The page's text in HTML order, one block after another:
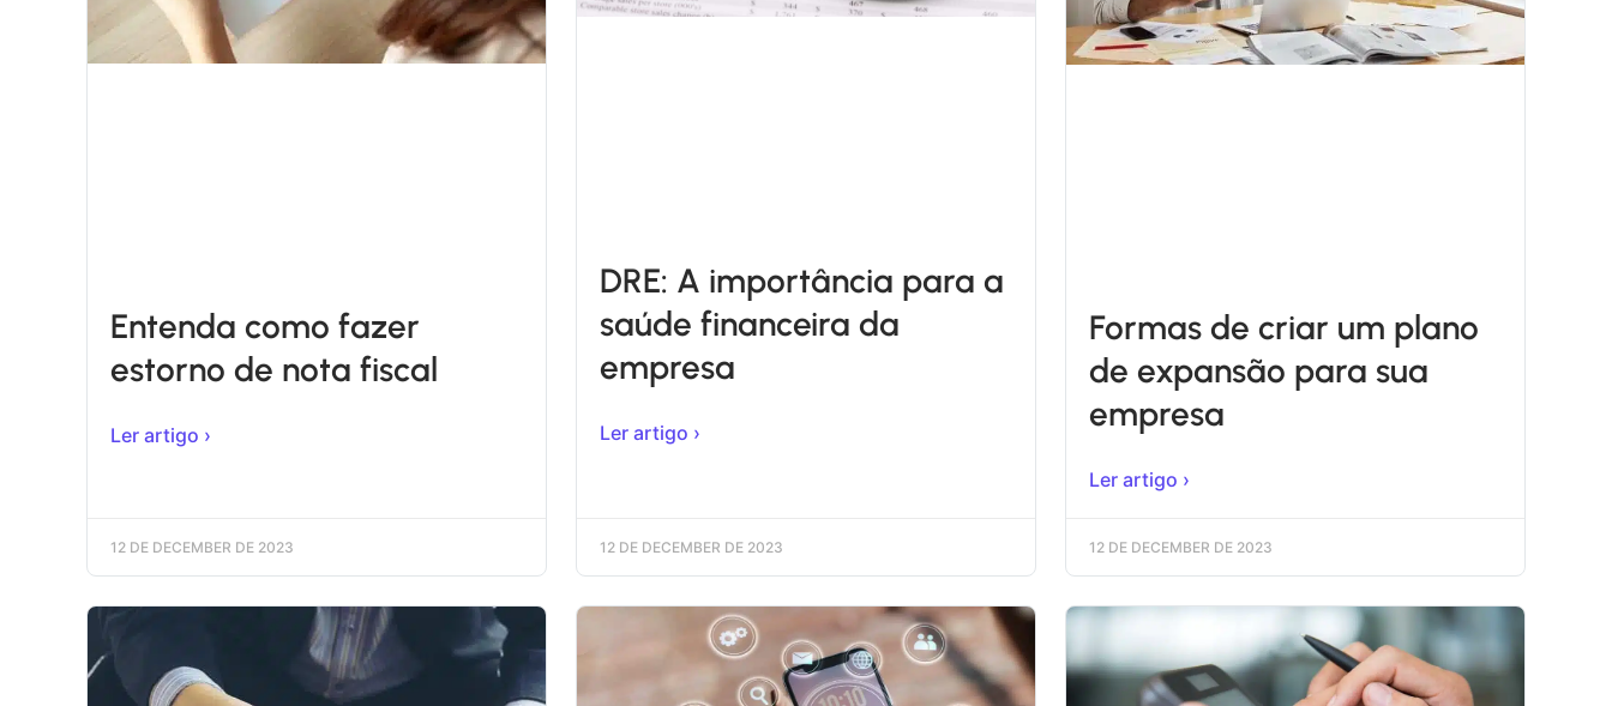
Entenda como fazer
estorno de nota fiscal
Ler artigo ›
12 DE DECEMBER DE 2023
DRE: A importância para a
saúde financeira da
empresa
Ler artigo ›
12 DE DECEMBER DE 2023
Formas de criar um plano
de expansão para sua
empresa
Ler artigo ›
12 DE DECEMBER DE 2023